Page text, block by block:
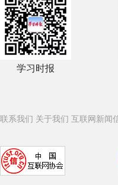
学习时报
联系我们 关于我们 互联网新闻